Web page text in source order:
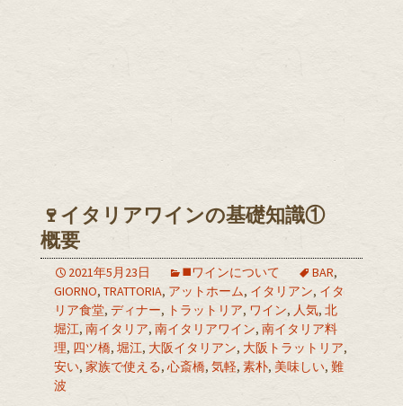
🍷イタリアワインの基礎知識①
概要
2021年5月23日 ◼️ワインについて BAR,
GIORNO, TRATTORIA, アットホーム, イタリアン, イタ
リア食堂, ディナー, トラットリア, ワイン, 人気, 北
堀江, 南イタリア, 南イタリアワイン, 南イタリア料
理, 四ツ橋, 堀江, 大阪イタリアン, 大阪トラットリア,
安い, 家族で使える, 心斎橋, 気軽, 素朴, 美味しい, 難
波